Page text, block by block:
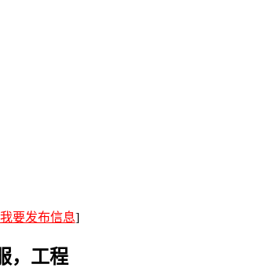
我要发布信息]
，工程